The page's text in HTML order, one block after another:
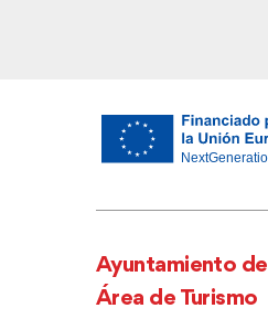
Ayuntamiento
Área de Turismo